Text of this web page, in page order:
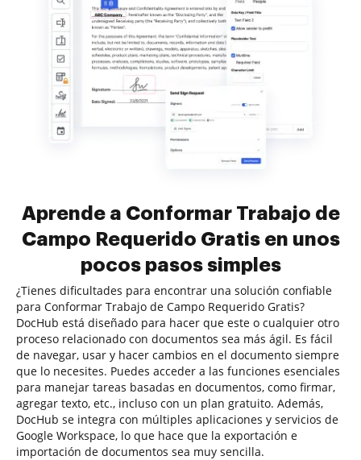
Aprende a Conformar Trabajo de
Campo Requerido Gratis en unos
pocos pasos simples
¿Tienes dificultades para encontrar una solución confiable
para Conformar Trabajo de Campo Requerido Gratis?
DocHub está diseñado para hacer que este o cualquier otro
proceso relacionado con documentos sea más ágil. Es fácil
de navegar, usar y hacer cambios en el documento siempre
que lo necesites. Puedes acceder a las funciones esenciales
para manejar tareas basadas en documentos, como firmar,
agregar texto, etc., incluso con un plan gratuito. Además,
DocHub se integra con múltiples aplicaciones y servicios de
Google Workspace, lo que hace que la exportación e
importación de documentos sea muy sencilla.